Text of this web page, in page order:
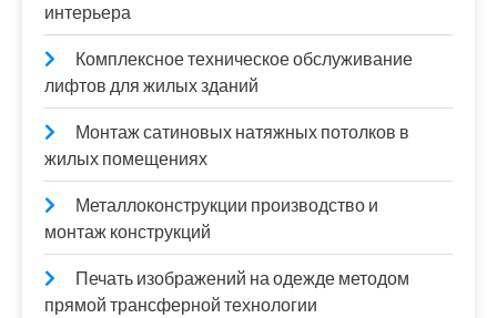
интерьера
Комплексное техническое обслуживание
лифтов для жилых зданий
Монтаж сатиновых натяжных потолков в
жилых помещениях
Металлоконструкции производство и
монтаж конструкций
Печать изображений на одежде методом
прямой трансферной технологии